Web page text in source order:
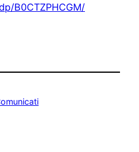
B0CTZPHCGM/